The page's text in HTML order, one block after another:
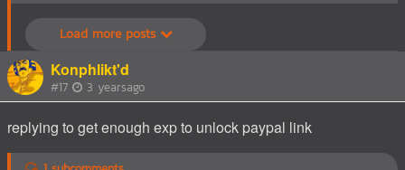
Load more posts
Konphlikt'd
#17 3 yearsago
replying to get enough exp to unlock paypal link